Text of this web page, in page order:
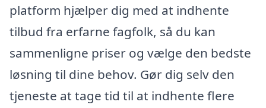
platform hjælper dig med at indhente
tilbud fra erfarne fagfolk, så du kan
sammenligne priser og vælge den bedste
løsning til dine behov. Gør dig selv den
tjeneste at tage tid til at indhente flere